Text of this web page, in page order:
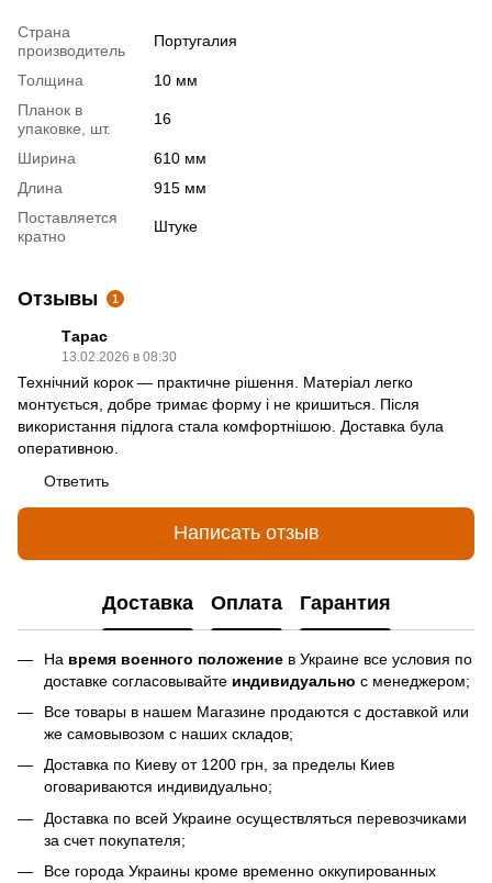
Страна
производитель
Португалия
Толщина
10 мм
Планок в
упаковке, шт.
16
Ширина
610 мм
Длина
915 мм
Поставляется
кратно
Штуке
Отзывы 1
Тарас
13.02.2026 в 08:30
Технічний корок — практичне рішення. Матеріал легко
монтується, добре тримає форму і не кришиться. Після
використання підлога стала комфортнішою. Доставка була
оперативною.
Ответить
Написать отзыв
Доставка Оплата Гарантия
На время военного положение в Украине все условия по
доставке согласовывайте индивидуально с менеджером;
Все товары в нашем Магазине продаются с доставкой или
же самовывозом с наших складов;
Доставка по Киеву от 1200 грн, за пределы Киев
оговариваются индивидуально;
Доставка по всей Украине осуществляться перевозчиками
за счет покупателя;
Все города Украины кроме временно оккупированных